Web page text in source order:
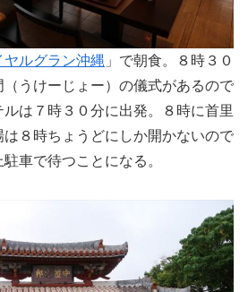
ヤルグラン沖縄 」で朝食。８時３０
（うけーじょー）の儀式があるので
は７時３０分に出発。８時に首里
８時ちょうどにしか開かないので
車で待つことになる。